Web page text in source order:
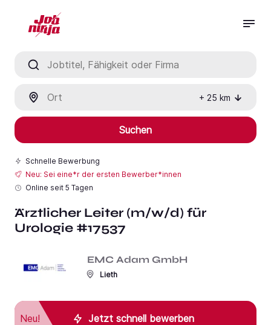
+ 25 km
Suchen
Schnelle Bewerbung
Neu: Sei eine*r der ersten Bewerber*innen
Online seit 5 Tagen
Ärztlicher Leiter (m/w/d) für
Urologie #17537
EMC Adam GmbH
Lieth
Jetzt schnell bewerben
Neu!